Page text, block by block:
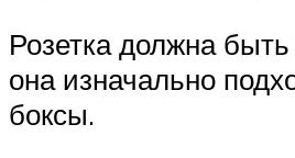
Розетка должна
она изначально
боксы.